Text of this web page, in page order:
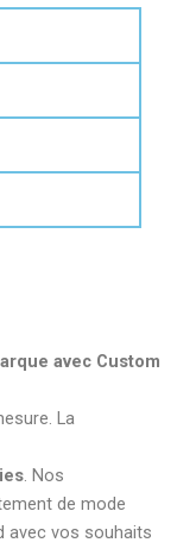
avec Custom
La
. Nos
de mode
avec vos souhaits